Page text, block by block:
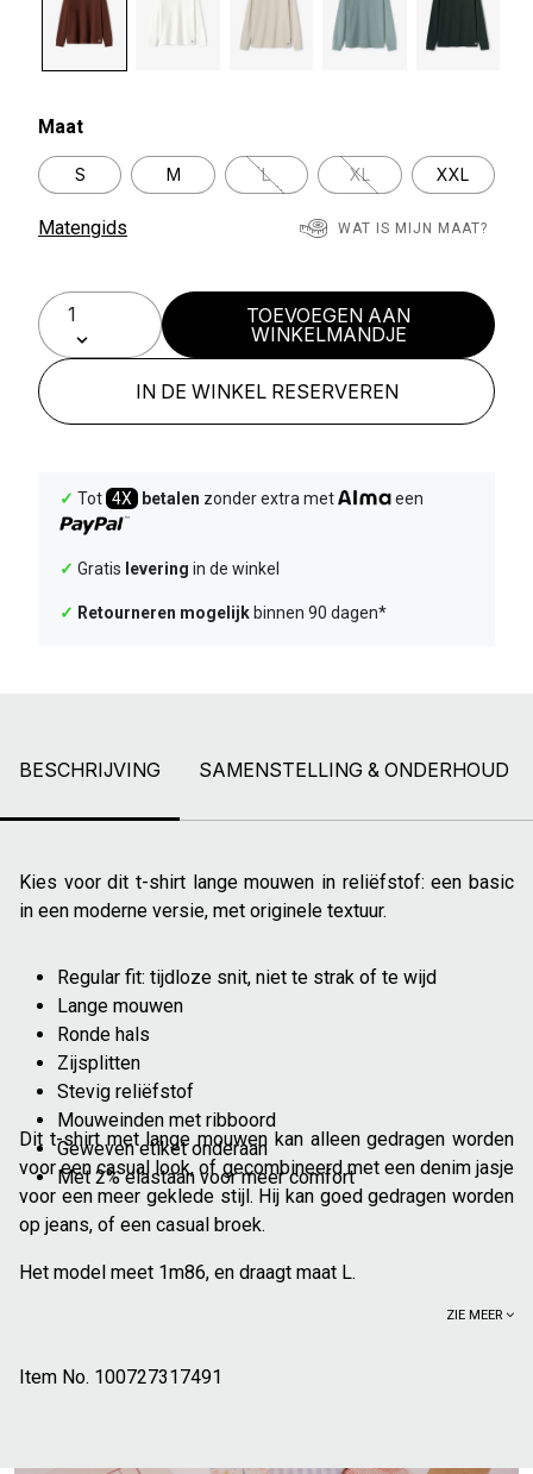
Maat
S M L XL XXL
Matengids WAT IS MIJN MAAT?
TOEVOEGEN AAN
WINKELMANDJE
IN DE WINKEL RESERVEREN
✓ Tot 4X betalen zonder extra met een
✓ Gratis levering in de winkel
✓ Retourneren mogelijk binnen 90 dagen*
BESCHRIJVING SAMENSTELLING & ONDERHOUD
Kies voor dit t-shirt lange mouwen in reliëfstof: een basic
in een moderne versie, met originele textuur.
Regular fit: tijdloze snit, niet te strak of te wijd
Lange mouwen
Ronde hals
Zijsplitten
Stevig reliëfstof
Mouweinden met ribboord
Geweven etiket onderaan
Met 2% elastaan voor meer comfort
Dit t-shirt met lange mouwen kan alleen gedragen worden
voor een casual look, of gecombineerd met een denim jasje
voor een meer geklede stijl. Hij kan goed gedragen worden
op jeans, of een casual broek.
Het model meet 1m86, en draagt maat L.
ZIE MEER
Item No. 100727317491